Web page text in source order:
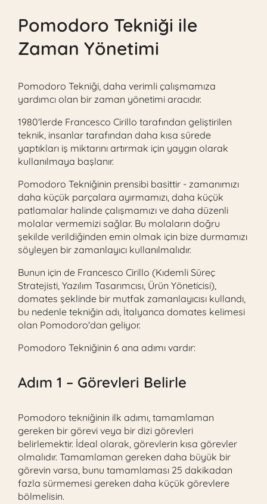
Pomodoro Tekniği ile
Zaman Yönetimi
Pomodoro Tekniği, daha verimli çalışmamıza
yardımcı olan bir zaman yönetimi aracıdır.
1980'lerde Francesco Cirillo tarafından geliştirilen
teknik, insanlar tarafından daha kısa sürede
yaptıkları iş miktarını artırmak için yaygın olarak
kullanılmaya başlanır.
Pomodoro Tekniğinin prensibi basittir - zamanımızı
daha küçük parçalara ayırmamızı, daha küçük
patlamalar halinde çalışmamızı ve daha düzenli
molalar vermemizi sağlar. Bu molaların doğru
şekilde verildiğinden emin olmak için bize durmamızı
söyleyen bir zamanlayıcı kullanılmalıdır.
Bunun için de Francesco Cirillo (Kıdemli Süreç
Stratejisti, Yazılım Tasarımcısı, ​Ürün Yöneticisi),
domates şeklinde bir mutfak zamanlayıcısı kullandı,
bu nedenle tekniğin adı, İtalyanca domates kelimesi
olan Pomodoro'dan geliyor.
Pomodoro Tekniğinin 6 ana adımı vardır:
Adım 1 – Görevleri Belirle
Pomodoro tekniğinin ilk adımı, tamamlaman
gereken bir görevi veya bir dizi görevleri
belirlemektir. İdeal olarak, görevlerin kısa görevler
olmalıdır. Tamamlaman gereken daha büyük bir
görevin varsa, bunu tamamlaması 25 dakikadan
fazla sürmemesi gereken daha küçük görevlere
bölmelisin.